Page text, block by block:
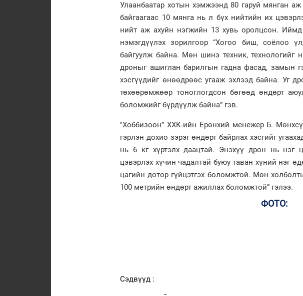
Улаанбаатар хотын хэмжээнд 80 гаруй мянган
байгаагаас 10 мянга нь л бүх нийтийн их
нийт аж ахуйн нэгжийн 13 хувь оролцсон. Иймд
нэмэгдүүлэх зорилгоор “Хогоо биш, соёлоо
байгуулж байна. Мөн шинэ техник, технологийг
дроныг ашиглан барилгын гадна фасад, замын
хэсгүүдийг өнөөдрөөс угааж эхлээд байна. Уг
төхөөрөмжөөр тоноглогдсон бөгөөд өндөрт
боломжийг бүрдүүлж байна” гэв.
"Хоббизоон” ХХК-ийн Ерөнхий менежер Б.
гэрлэн дохио зэрэг өндөрт байрлах хэсгийг
нь 6 кг хүртэлх даацтай. Энэхүү дрон нь нэг
цэвэрлэх хүчин чадалтай буюу таван хүний нэг
цагийн дотор гүйцэтгэх боломжтой. Мөн
100 метрийн өндөрт ажиллах боломжтой” гэлээ.
ФОТО:
Сэдвүүд :